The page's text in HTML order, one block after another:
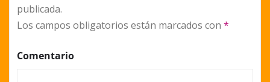
publicada.
Los campos obligatorios están marcados con *
Comentario